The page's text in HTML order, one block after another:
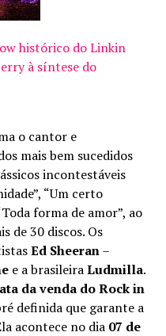
histórico do Linkin
à síntese do
o cantor e
mais bem sucedidos
incontestáveis
“Um certo
forma de amor”, ao
de 30 discos. Os
Ed Sheeran–
e a brasileiraLudmilla.
davenda do Rock in
definida que garante a
acontece no dia 07 de